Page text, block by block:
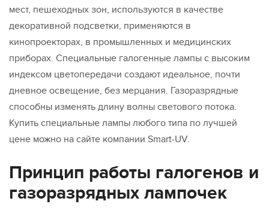
мест, пешеходных зон, используются в качестве
декоративной подсветки, применяются в
кинопроекторах, в промышленных и медицинских
приборах. Специальные галогенные лампы с высоким
индексом цветопередачи создают идеальное, почти
дневное освещение, без мерцания. Газоразрядные
способны изменять длину волны светового потока.
Купить специальные лампы любого типа по лучшей
цене можно на сайте компании Smart-UV.
Принцип работы галогенов и
газоразрядных лампочек
Проекционные
Светодиодные лампы
Специальные лампы для бытовых приборов
Медицинские лампы
Стоматологические лампы
Студийные лампы для сферы развлечений
Узкоспециализированные